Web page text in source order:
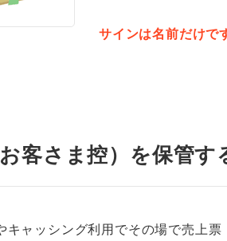
サインは名前だけで
客さま控）を保管す
キャッシング利用でその場で売上